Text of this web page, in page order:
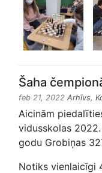
Šaha
feb 21, 2022 Arhīvs,
Aicinām
vidusskolas
godu Grobiņas
Notiks vienlaicīgi